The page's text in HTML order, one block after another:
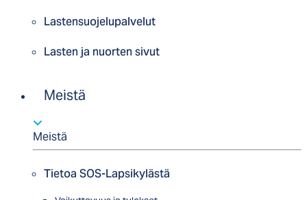
Lastensuojelupalvelut
Lasten ja nuorten sivut
Meistä
Meistä
Tietoa SOS-Lapsikylästä